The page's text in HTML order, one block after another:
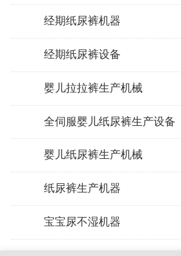
经期纸尿裤机器
经期纸尿裤设备
婴儿拉拉裤生产机械
全伺服婴儿纸尿裤生产设备
婴儿纸尿裤生产机械
纸尿裤生产机器
宝宝尿不湿机器